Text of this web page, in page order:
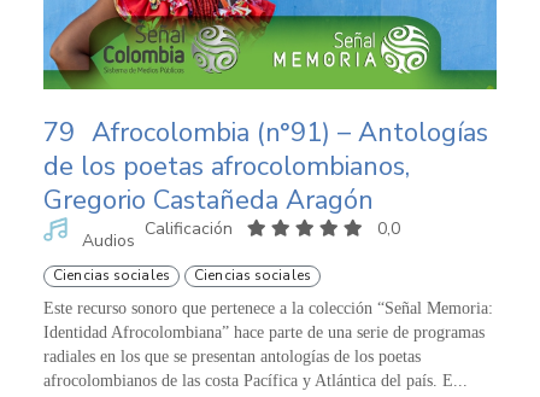
79 Afrocolombia (n°91) – Antologías
de los poetas afrocolombianos,
Gregorio Castañeda Aragón
Audios
Calificación 0,0
Ciencias sociales Ciencias sociales
Este recurso sonoro que pertenece a la colección “Señal Memoria:
Identidad Afrocolombiana” hace parte de una serie de programas
radiales en los que se presentan antologías de los poetas
afrocolombianos de las costa Pacífica y Atlántica del país. E...